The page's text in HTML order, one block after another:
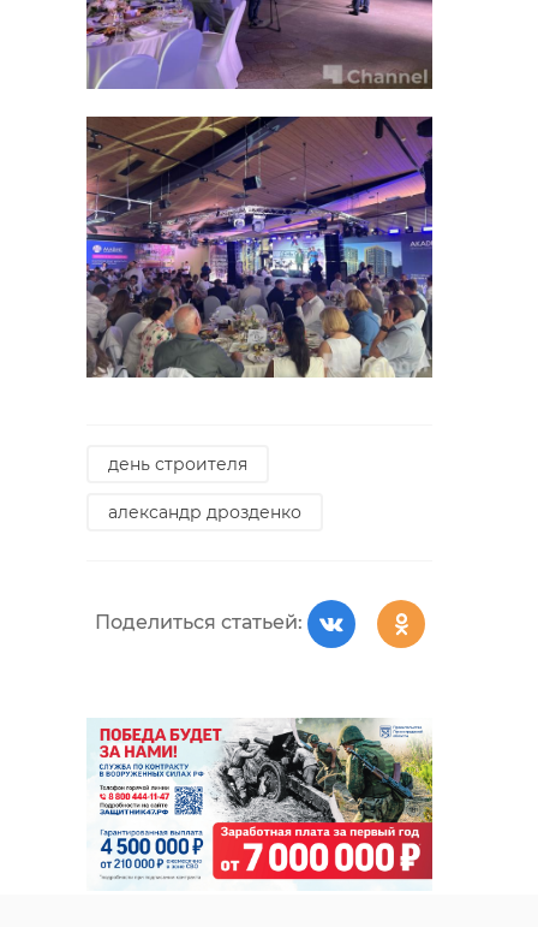
день строителя
александр дрозденко
Поделиться статьей: